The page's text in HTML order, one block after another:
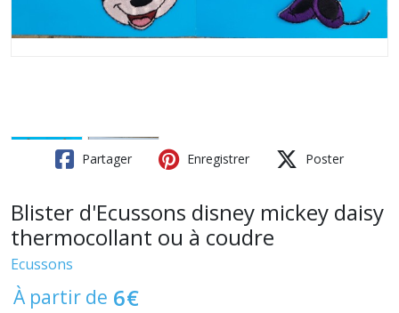
Partager Enregistrer Poster
Blister d'Ecussons disney mickey daisy
thermocollant ou à coudre
Ecussons
À partir de 6€